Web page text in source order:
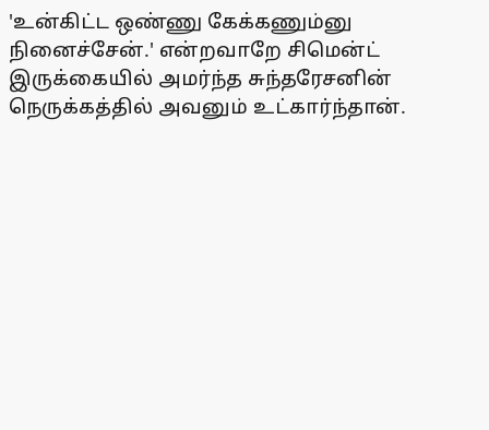
'உன்கிட்ட ஒண்ணு கேக்கணும்னு
நினைச்சேன்.' என்றவாறே சிமென்ட்
இருக்கையில் அமர்ந்த சுந்தரேசனின்
நெருக்கத்தில் அவனும் உட்கார்ந்தான்.